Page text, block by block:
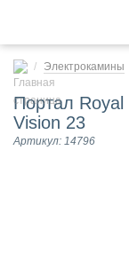
Электрокамины
Портал Royal
Vision 23
Артикул: 14796